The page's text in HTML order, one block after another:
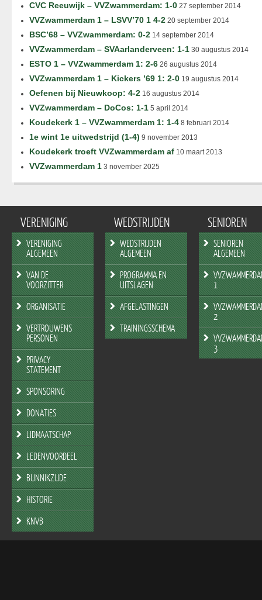
CVC Reeuwijk – VVZwammerdam: 1-0 27 september 2014
VVZwammerdam 1 – LSVV’70 1 4-2 20 september 2014
BSC’68 – VVZwammerdam: 0-2 14 september 2014
VVZwammerdam – SVAarlanderveen: 1-1 30 augustus 2014
ESTO 1 – VVZwammerdam 1: 2-6 26 augustus 2014
VVZwammerdam 1 – Kickers ’69 1: 2-0 19 augustus 2014
Oefenen bij Nieuwkoop: 4-2 16 augustus 2014
VVZwammerdam – DoCos: 1-1 5 april 2014
Koudekerk 1 – VVZwammerdam 1: 1-4 8 februari 2014
1e wint 1e uitwedstrijd (1-4) 9 november 2013
Koudekerk troeft VVZwammerdam af 10 maart 2013
VVZwammerdam 1 3 november 2025
VERENIGING
VERENIGING
ALGEMEEN
VAN DE
VOORZITTER
ORGANISATIE
VERTROUWENS
PERSONEN
PRIVACY
STATEMENT
SPONSORING
DONATIES
LIDMAATSCHAP
LEDENVOORDEEL
BUNNIKZIJDE
HISTORIE
KNVB
WEDSTRIJDEN
WEDSTRIJDEN
ALGEMEEN
PROGRAMMA EN
UITSLAGEN
AFGELASTINGEN
TRAININGSSCHEMA
SENIOREN
SENIOREN
ALGEMEEN
1
2
3